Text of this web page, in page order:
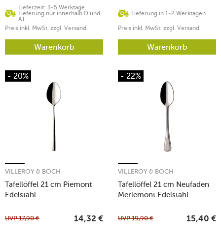
Lieferzeit: 3-5 Werktage.
Lieferung nur innerhalb D und
AT.
Preis inkl. MwSt. zzgl. Versand
Warenkorb
Lieferung in 1-2 Werktagen
Preis inkl. MwSt. zzgl. Versand
Warenkorb
- 20%
Tafellöffel 21 cm Piemont
Edelstahl
VILLEROY & BOCH
UVP17,90 € 14,32 €
- 22%
Tafellöffel 21 cm Neufaden
Merlemont Edelstahl
VILLEROY & BOCH
UVP19,90 € 15,40 €